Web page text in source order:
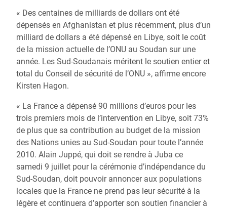
« Des centaines de milliards de dollars ont été
dépensés en Afghanistan et plus récemment, plus d’un
milliard de dollars a été dépensé en Libye, soit le coût
de la mission actuelle de l’ONU au Soudan sur une
année. Les Sud-Soudanais méritent le soutien entier et
total du Conseil de sécurité de l’ONU », affirme encore
Kirsten Hagon.
« La France a dépensé 90 millions d’euros pour les
trois premiers mois de l’intervention en Libye, soit 73%
de plus que sa contribution au budget de la mission
des Nations unies au Sud-Soudan pour toute l’année
2010. Alain Juppé, qui doit se rendre à Juba ce
samedi 9 juillet pour la cérémonie d’indépendance du
Sud-Soudan, doit pouvoir annoncer aux populations
locales que la France ne prend pas leur sécurité à la
légère et continuera d’apporter son soutien financier à